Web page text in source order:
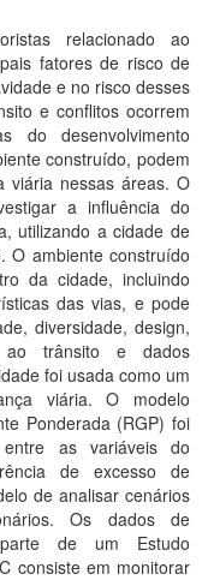
relacionado ao
fatores de risco de
e no risco desses
e conflitos ocorrem
do desenvolvimento
construído, podem
viária nessas áreas. O
a influência do
utilizando a cidade de
O ambiente construído
da cidade, incluindo
das vias, e pode
diversidade, design,
ao trânsito e dados
foi usada como um
viária. O modelo
Ponderada (RGP) foi
as variáveis do
de excesso de
de analisar cenários
Os dados de
de um Estudo
consiste em monitorar